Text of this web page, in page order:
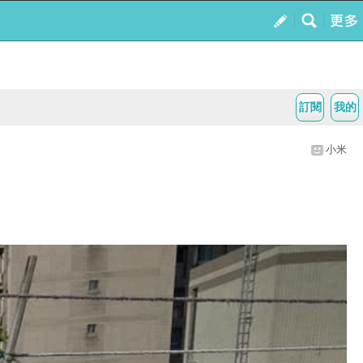
我的
訂閱
小米